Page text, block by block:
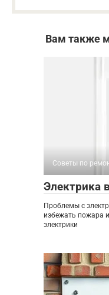
Вам также
Советы по
Электрика
Проблемы с
избежать пожара
электрики